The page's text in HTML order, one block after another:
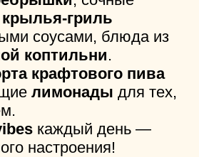
— уютный
интерьером
не просто
33